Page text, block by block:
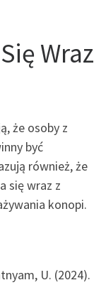
Wraz
że osoby z
być
również, że
się wraz z
konopi.
U. (2024).